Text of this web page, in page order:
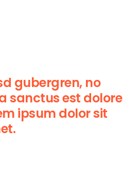
gubergren, no
sanctus est dolore
ipsum dolor sit